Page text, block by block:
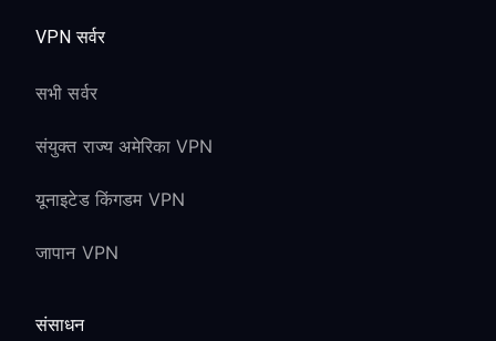
VPN सर्वर
सभी सर्वर
संयुक्त राज्य अमेरिका VPN
यूनाइटेड किंगडम VPN
जापान VPN
संसाधन